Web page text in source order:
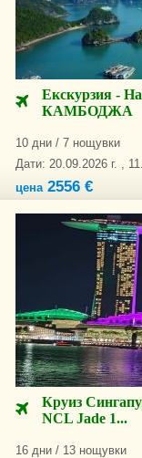
Екскурзия -
КАМБОДЖА
10 дни / 7 нощувки
Дати: 20.09.2026 г. ,
цена2556 €
Круиз
NCL Jade 1...
16 дни / 13 нощувки